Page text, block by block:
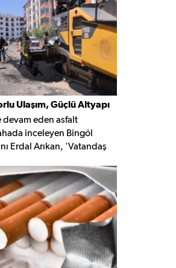
Ulaşım, Güçlü Altyapı
devam eden asfalt
inceleyen Bingöl
Erdal Arıkan, 'Vatandaş
konforu hatırlar' diyerek,
kalıcı ve güvenli
söyledi. Arıkan,
40 bin ton asfalt serimi
belirtti.